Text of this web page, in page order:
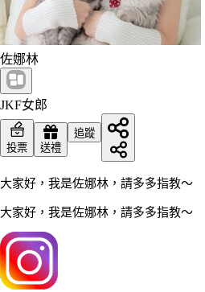
佐娜林
JKF女郎
投票 送禮
追蹤
大家好，我是佐娜林，請多多指教～
大家好，我是佐娜林，請多多指教～